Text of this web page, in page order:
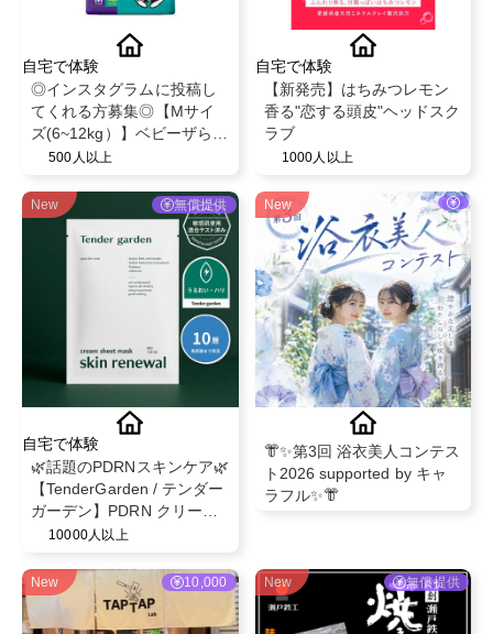
自宅で体験
◎インスタグラムに投稿し
てくれる方募集◎【Mサイ
ズ(6~12kg）】ベビーザらス
限定！ベビー紙おむつパン
ベビー育児用品◎
500人以上
自宅で体験
【新発売】はちみつレモン
香る"恋する頭皮"ヘッドスク
ラブ
1000人以上
New 無償提供
自宅で体験
🌿話題のPDRNスキンケア🌿
【TenderGarden / テンダー
ガーデン】PDRN クリーム
シートマスク 30g × 5枚 モ
10000人以上
New
👘✨第3回 浴衣美人コンテス
ト2026 supported by キャ
ラフル✨👘
New 10,000 New 無償提供